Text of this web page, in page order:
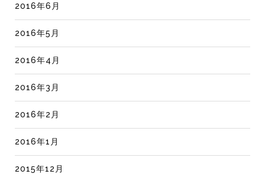
2016年6月
2016年5月
2016年4月
2016年3月
2016年2月
2016年1月
2015年12月